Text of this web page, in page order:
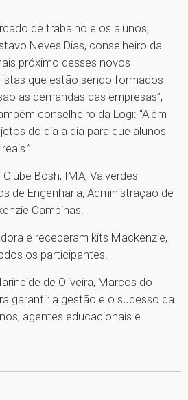
de trabalho e os alunos,
Neves Dias, conselheiro da
próximo desses novos
que estão sendo formados
as demandas das empresas”,
conselheiro da Logi: “Além
do dia a dia para que alunos
Bosh, IMA, Valverdes
de Engenharia, Administração de
Campinas.
e receberam kits Mackenzie,
os participantes.
de Oliveira, Marcos do
garantir a gestão e o sucesso da
agentes educacionais e